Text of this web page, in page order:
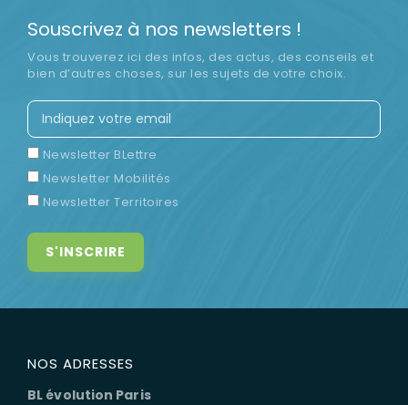
Souscrivez à nos newsletters !
Vous trouverez ici des infos, des actus, des conseils et
bien d’autres choses, sur les sujets de votre choix.
Newsletter BLettre
Newsletter Mobilités
Newsletter Territoires
NOS ADRESSES
BL évolution Paris